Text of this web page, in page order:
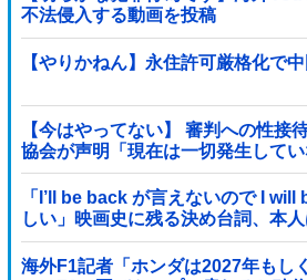
不法侵入する動画を投稿
【やりかねん】永住許可厳格化で
【今はやってない】 審判への性接
協会が声明「現在は一切発生してい
「I’ll be back が言えないので I
しい」映画史に残る決め台詞、本
海外F1記者「ホンダは2027年もし